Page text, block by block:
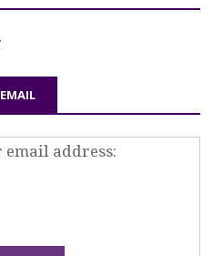
email address: